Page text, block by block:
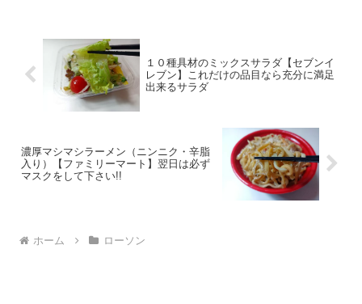
１０種具材のミックスサラダ【セブンイ
レブン】これだけの品目なら充分に満足
出来るサラダ
濃厚マシマシラーメン（ニンニク・辛脂
入り）【ファミリーマート】翌日は必ず
マスクをして下さい!!
ホーム ローソン